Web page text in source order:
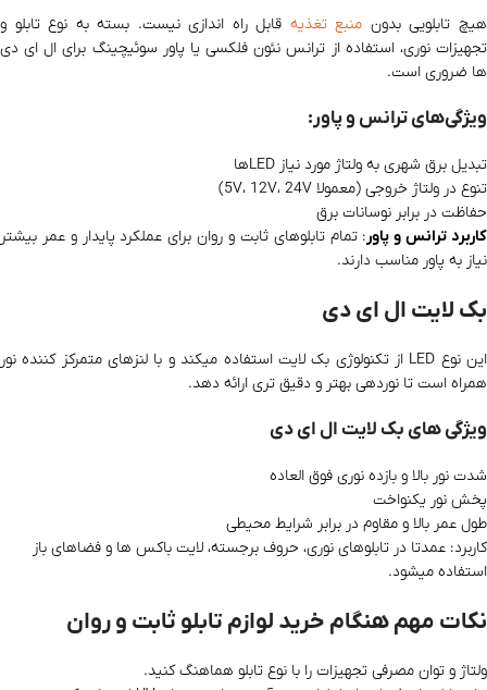
هیچ تابلویی بدون منبع تغذیه قابل راه‌ اندازی نیست. بسته به نوع تابلو و
تجهیزات نوری، استفاده از ترانس نئون فلکسی یا پاور سوئیچینگ برای ال ای دی‌
ها ضروری است.
ویژگی‌های ترانس و پاور:
تبدیل برق شهری به ولتاژ مورد نیاز LEDها
تنوع در ولتاژ خروجی (معمولا 5V، 12V، 24V)
حفاظت در برابر نوسانات برق
کاربرد ترانس و پاور: تمام تابلوهای ثابت و روان برای عملکرد پایدار و عمر بیشتر
نیاز به پاور مناسب دارند.
بک لایت ال ای دی
این نوع LED از تکنولوژی بک‌ لایت استفاده میکند و با لنزهای متمرکز کننده نور
همراه است تا نوردهی بهتر و دقیق‌ تری ارائه دهد.
ویژگی‌ های بک لایت ال ای دی
شدت نور بالا و بازده نوری فوق‌ العاده
پخش نور یکنواخت
طول عمر بالا و مقاوم در برابر شرایط محیطی
کاربرد: عمدتا در تابلوهای نوری، حروف برجسته، لایت‌ باکس‌ ها و فضاهای باز
استفاده میشود.
نکات مهم هنگام خرید لوازم تابلو ثابت و روان
ولتاژ و توان مصرفی تجهیزات را با نوع تابلو هماهنگ کنید.